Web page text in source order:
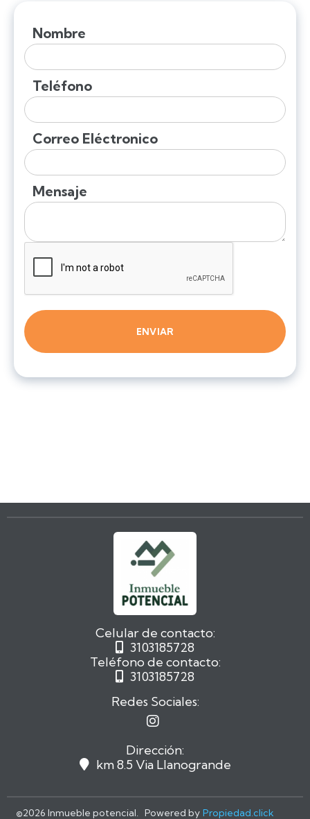
Nombre
Teléfono
Correo Eléctronico
Mensaje
Celular de contacto:

3103185728
Teléfono de contacto:

3103185728
Redes Sociales:

Dirección:
 km 8.5 Via Llanogrande
©2026 Inmueble potencial. Powered by Propiedad.click